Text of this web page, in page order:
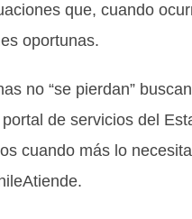
que, cuando
oportunas.
no “se pierdan”
de servicios del
cuando más lo